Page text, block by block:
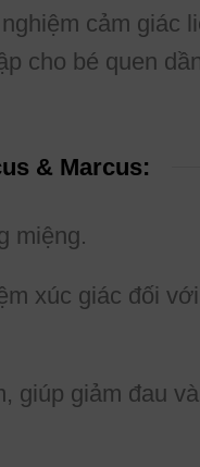
cảm
cho bé quen
& Marcus:
miệng.
xúc giác đối với
giúp giảm đau và